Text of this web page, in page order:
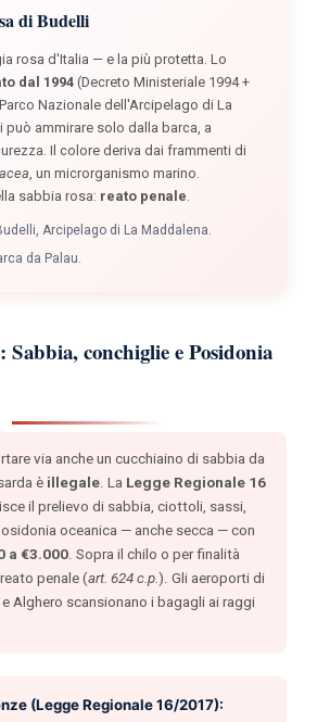
di Budelli
rosa d'Italia — e la più protetta. Lo
dal 1994(Decreto Ministeriale 1994 +
Nazionale dell'Arcipelago di La
può ammirare solo dalla barca, a
Il colore deriva dai frammenti di
, un microrganismo marino.
sabbia rosa: reato penale.
Arcipelago di La Maddalena.
da Palau.
conchiglie e Posidonia
via anche un cucchiaino di sabbia da
è illegale. La Legge Regionale 16
il prelievo di sabbia, ciottoli, sassi,
oceanica — anche secca — con
a €3.000. Sopra il chilo o per finalità
penale (art. 624 c.p. ). Gli aeroporti di
e Alghero scansionano i bagagli ai raggi
(Legge Regionale 16/2017):